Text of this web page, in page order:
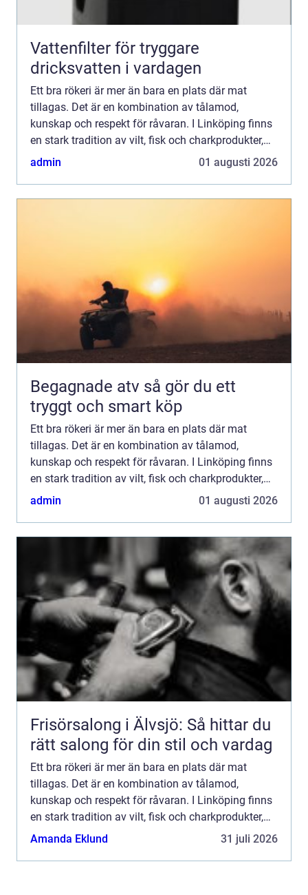
Vattenfilter för tryggare
dricksvatten i vardagen
Ett bra rökeri är mer än bara en plats där mat
tillagas. Det är en kombination av tålamod,
kunskap och respekt för råvaran. I Linköping finns
en stark tradition av vilt, fisk och charkprodukter,
och intresset för hantverksmässig rökning har
admin 01 augusti 2026
Begagnade atv så gör du ett
tryggt och smart köp
Ett bra rökeri är mer än bara en plats där mat
tillagas. Det är en kombination av tålamod,
kunskap och respekt för råvaran. I Linköping finns
en stark tradition av vilt, fisk och charkprodukter,
och intresset för hantverksmässig rökning har
admin 01 augusti 2026
Frisörsalong i Älvsjö: Så hittar du
rätt salong för din stil och vardag
Ett bra rökeri är mer än bara en plats där mat
tillagas. Det är en kombination av tålamod,
kunskap och respekt för råvaran. I Linköping finns
en stark tradition av vilt, fisk och charkprodukter,
och intresset för hantverksmässig rökning har
Amanda Eklund 31 juli 2026